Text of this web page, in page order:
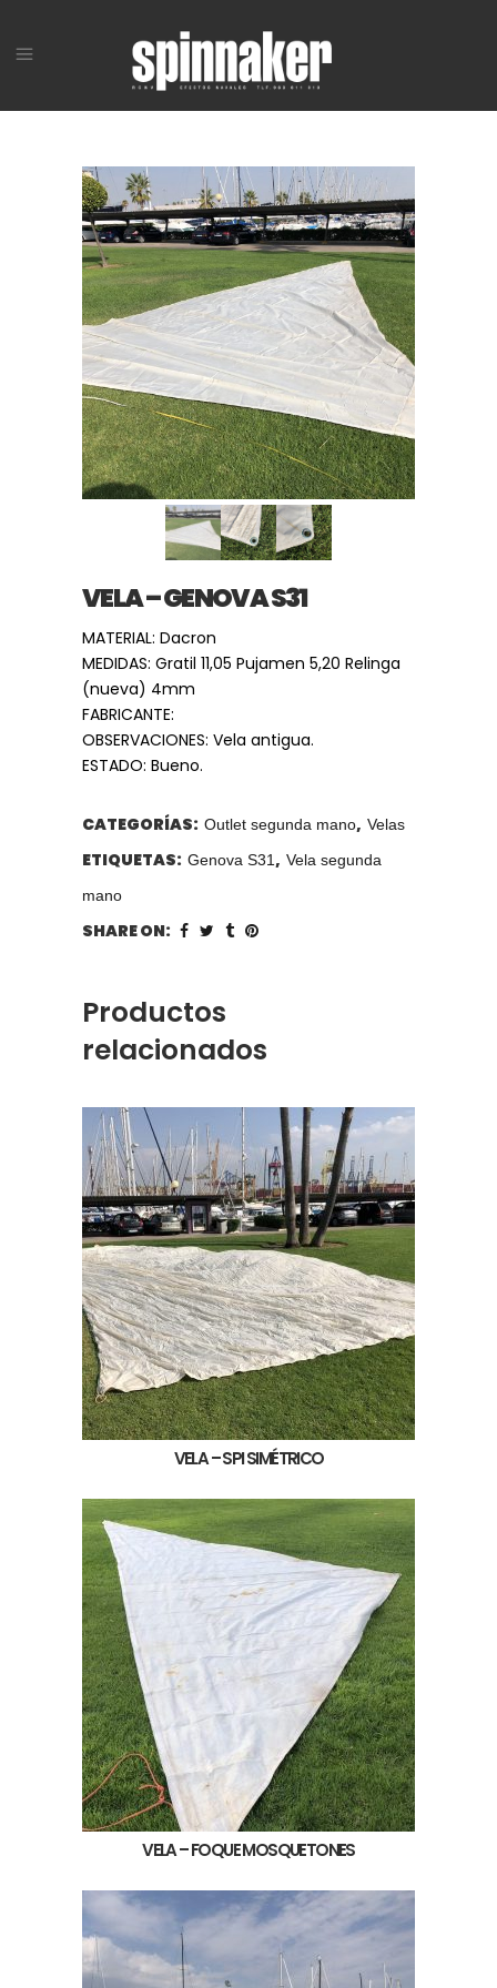
VELA – GENOVA S31
MATERIAL: Dacron
MEDIDAS: Gratil 11,05 Pujamen 5,20 Relinga
(nueva) 4mm
FABRICANTE:
OBSERVACIONES: Vela antigua.
ESTADO: Bueno.
CATEGORÍAS: Outlet segunda mano, Velas
ETIQUETAS: Genova S31, Vela segunda
mano
SHARE ON:
Productos
relacionados
VELA – SPI SIMÉTRICO
VELA – FOQUE MOSQUETONES